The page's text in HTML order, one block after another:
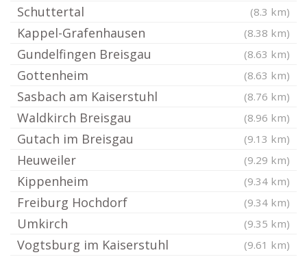
Schuttertal (8.3 km)
Kappel-Grafenhausen (8.38 km)
Gundelfingen Breisgau (8.63 km)
Gottenheim (8.63 km)
Sasbach am Kaiserstuhl (8.76 km)
Waldkirch Breisgau (8.96 km)
Gutach im Breisgau (9.13 km)
Heuweiler (9.29 km)
Kippenheim (9.34 km)
Freiburg Hochdorf (9.34 km)
Umkirch (9.35 km)
Vogtsburg im Kaiserstuhl (9.61 km)